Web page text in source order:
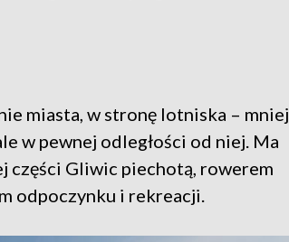
miasta, w stronę lotniska – mniej
w pewnej odległości od niej. Ma
części Gliwic piechotą, rowerem
odpoczynku i rekreacji.